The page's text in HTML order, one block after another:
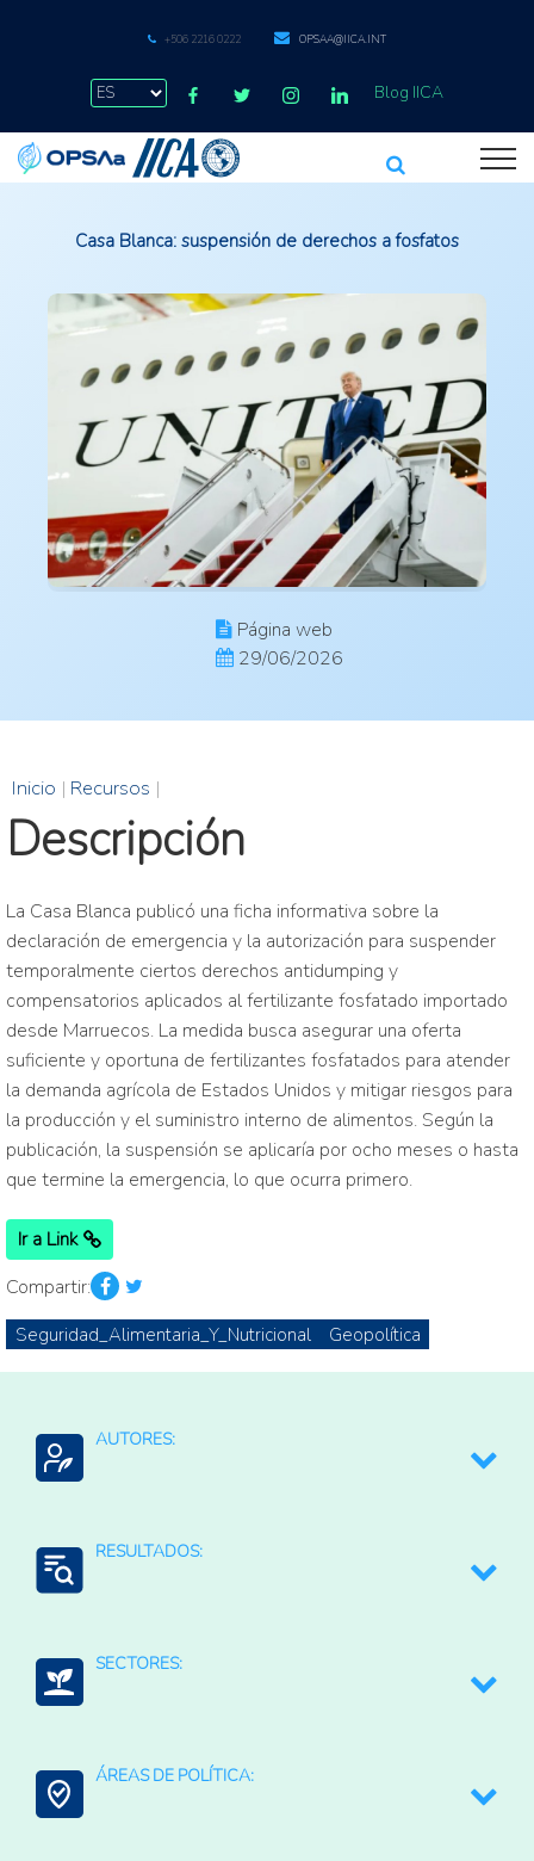
+506 2216 0222 OPSAA@IICA.INT
Blog IICA
Casa Blanca: suspensión de derechos a fosfatos
Página web
29/06/2026
Inicio | Recursos |
Descripción
La Casa Blanca publicó una ficha informativa sobre la
declaración de emergencia y la autorización para suspender
temporalmente ciertos derechos antidumping y
compensatorios aplicados al fertilizante fosfatado importado
desde Marruecos. La medida busca asegurar una oferta
suficiente y oportuna de fertilizantes fosfatados para atender
la demanda agrícola de Estados Unidos y mitigar riesgos para
la producción y el suministro interno de alimentos. Según la
publicación, la suspensión se aplicaría por ocho meses o hasta
que termine la emergencia, lo que ocurra primero.
Ir a Link
Compartir:
Seguridad_Alimentaria_Y_Nutricional Geopolítica
AUTORES:
RESULTADOS:
Eficiencia de los mercados
Reducción de costos
SECTORES:
Fertilizantes (productos)
Agroalimentario (total)
ÁREAS DE POLÍTICA: